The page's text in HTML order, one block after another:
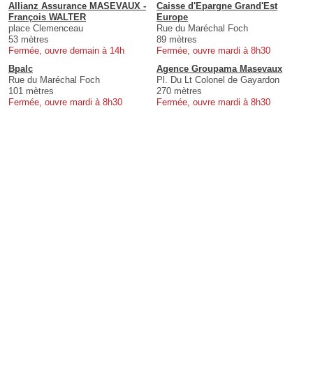
Allianz Assurance MASEVAUX -
François WALTER
place Clemenceau
53 mètres
Fermée, ouvre demain à 14h
Caisse d'Epargne Grand'Est
Europe
Rue du Maréchal Foch
89 mètres
Fermée, ouvre mardi à 8h30
Bpalc
Rue du Maréchal Foch
101 mètres
Fermée, ouvre mardi à 8h30
Agence Groupama Masevaux
Pl. Du Lt Colonel de Gayardon
270 mètres
Fermée, ouvre mardi à 8h30